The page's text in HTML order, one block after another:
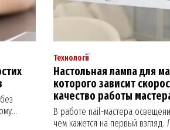
Технології
Настольная лампа для
которого зависит
качество работы
В работе nail-мастера
чем кажется на первый взгляд.